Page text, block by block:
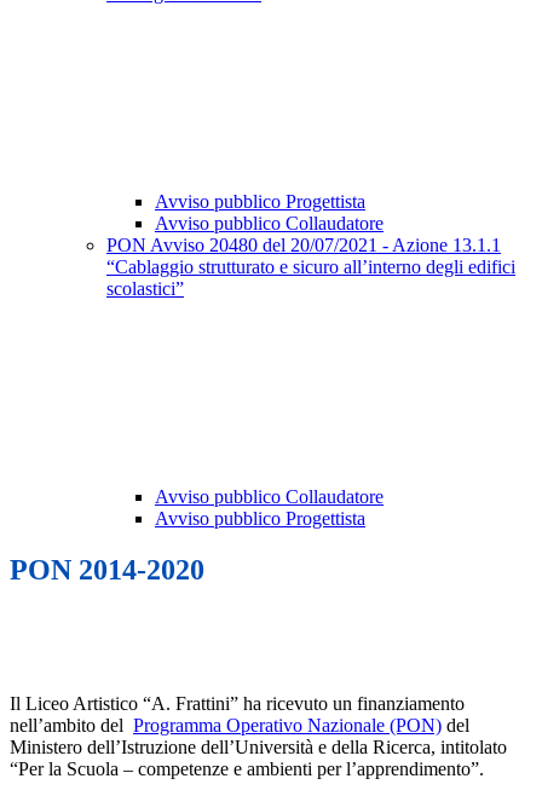
Avviso pubblico Progettista
Avviso pubblico Collaudatore
PON Avviso 20480 del 20/07/2021 - Azione 13.1.1
“Cablaggio strutturato e sicuro all’interno degli edifici
scolastici”
Avviso pubblico Collaudatore
Avviso pubblico Progettista
PON 2014-2020
Il Liceo Artistico “A. Frattini” ha ricevuto un finanziamento
nell’ambito del Programma Operativo Nazionale (PON) del
Ministero dell’Istruzione dell’Università e della Ricerca, intitolato
“Per la Scuola – competenze e ambienti per l’apprendimento”.